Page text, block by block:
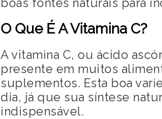
boas fontes naturais para
O Que É A Vitamina C?
A vitamina C, ou ácido
presente em muitos
suplementos. Esta boa
dia, já que sua síntese
indispensável.